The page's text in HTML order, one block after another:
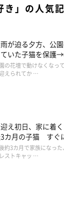
いい！
き」の人気
が迫る夕方、公
いた子猫を保護
姉妹”のような関
の花壇で動けなくなっ
えられてか …
え初日、家に着
カ月の子猫 すぐ
く姿に「迎えて
約3カ月で家族になっ
ストキャッ …